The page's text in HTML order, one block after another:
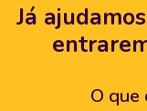
Já
O que